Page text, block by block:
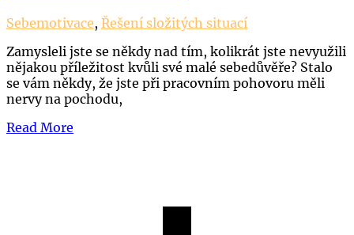
Sebemotivace, Řešení složitých situací
Zamysleli jste se někdy nad tím, kolikrát jste nevyužili
nějakou příležitost kvůli své malé sebedůvěře? Stalo
se vám někdy, že jste při pracovním pohovoru měli
nervy na pochodu,
Read More